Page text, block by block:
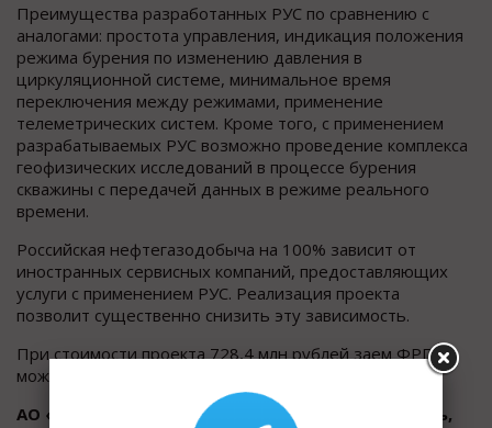
Преимущества разработанных РУС по сравнению с
аналогами: простота управления, индикация положения
режима бурения по изменению давления в
циркуляционной системе, минимальное время
переключения между режимами, применение
телеметрических систем. Кроме того, с применением
разрабатываемых РУС возможно проведение комплекса
геофизических исследований в процессе бурения
скважины с передачей данных в режиме реального
времени.
Российская нефтегазодобыча на 100% зависит от
иностранных сервисных компаний, предоставляющих
услуги с применением РУС. Реализация проекта
позволит существенно снизить эту зависимость.
При стоимости проекта 728,4 млн рублей заем ФРП
может составить 300 млн рублей.
АО «Транспневматика» (Нижегородская область,